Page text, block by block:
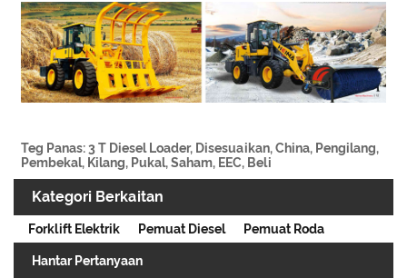
Teg Panas: 3 T Diesel Loader, Disesuaikan, China, Pengilang,
Pembekal, Kilang, Pukal, Saham, EEC, Beli
Kategori Berkaitan
Forklift Elektrik Pemuat Diesel Pemuat Roda
Hantar Pertanyaan